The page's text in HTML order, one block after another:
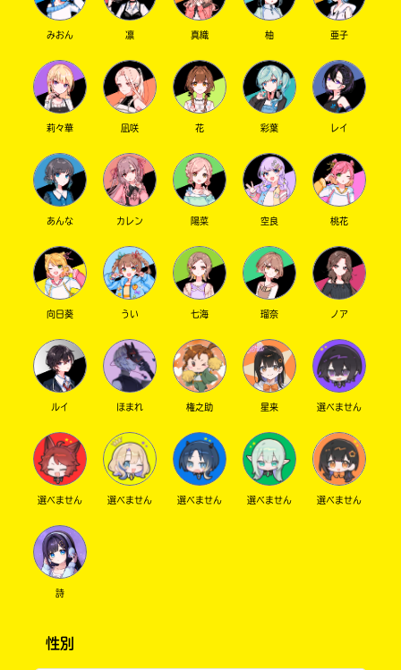
みおん 凛 真織 柚 亜子
莉々華 凪咲 花 彩葉 レイ
あんな カレン 陽菜 空良 桃花
向日葵 うい 七海 瑠奈 ノア
ルイ ほまれ 権之助 星来 選べません
選べません 選べません 選べません 選べません 選べません
詩
性別